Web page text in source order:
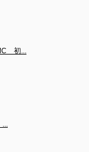
　初...
...